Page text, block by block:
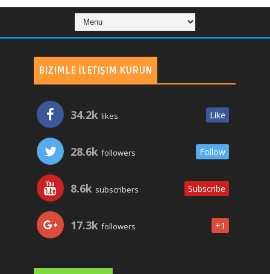
BIZIMLE İLETIŞIM KURUN
34.2k likes Like
28.6k followers Follow
8.6k subscribers Subscribe
17.3k followers +1